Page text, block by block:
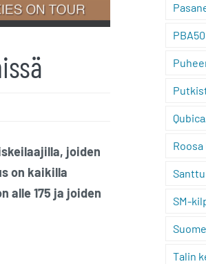
joiden
on kaikilla
alle 175 ja joiden
PBA50
SM-
Talin